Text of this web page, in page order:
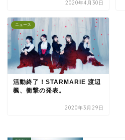
2020年4月30日
ニュース
活動終了！STARMARIE 渡辺
楓、衝撃の発表。
2020年3月29日